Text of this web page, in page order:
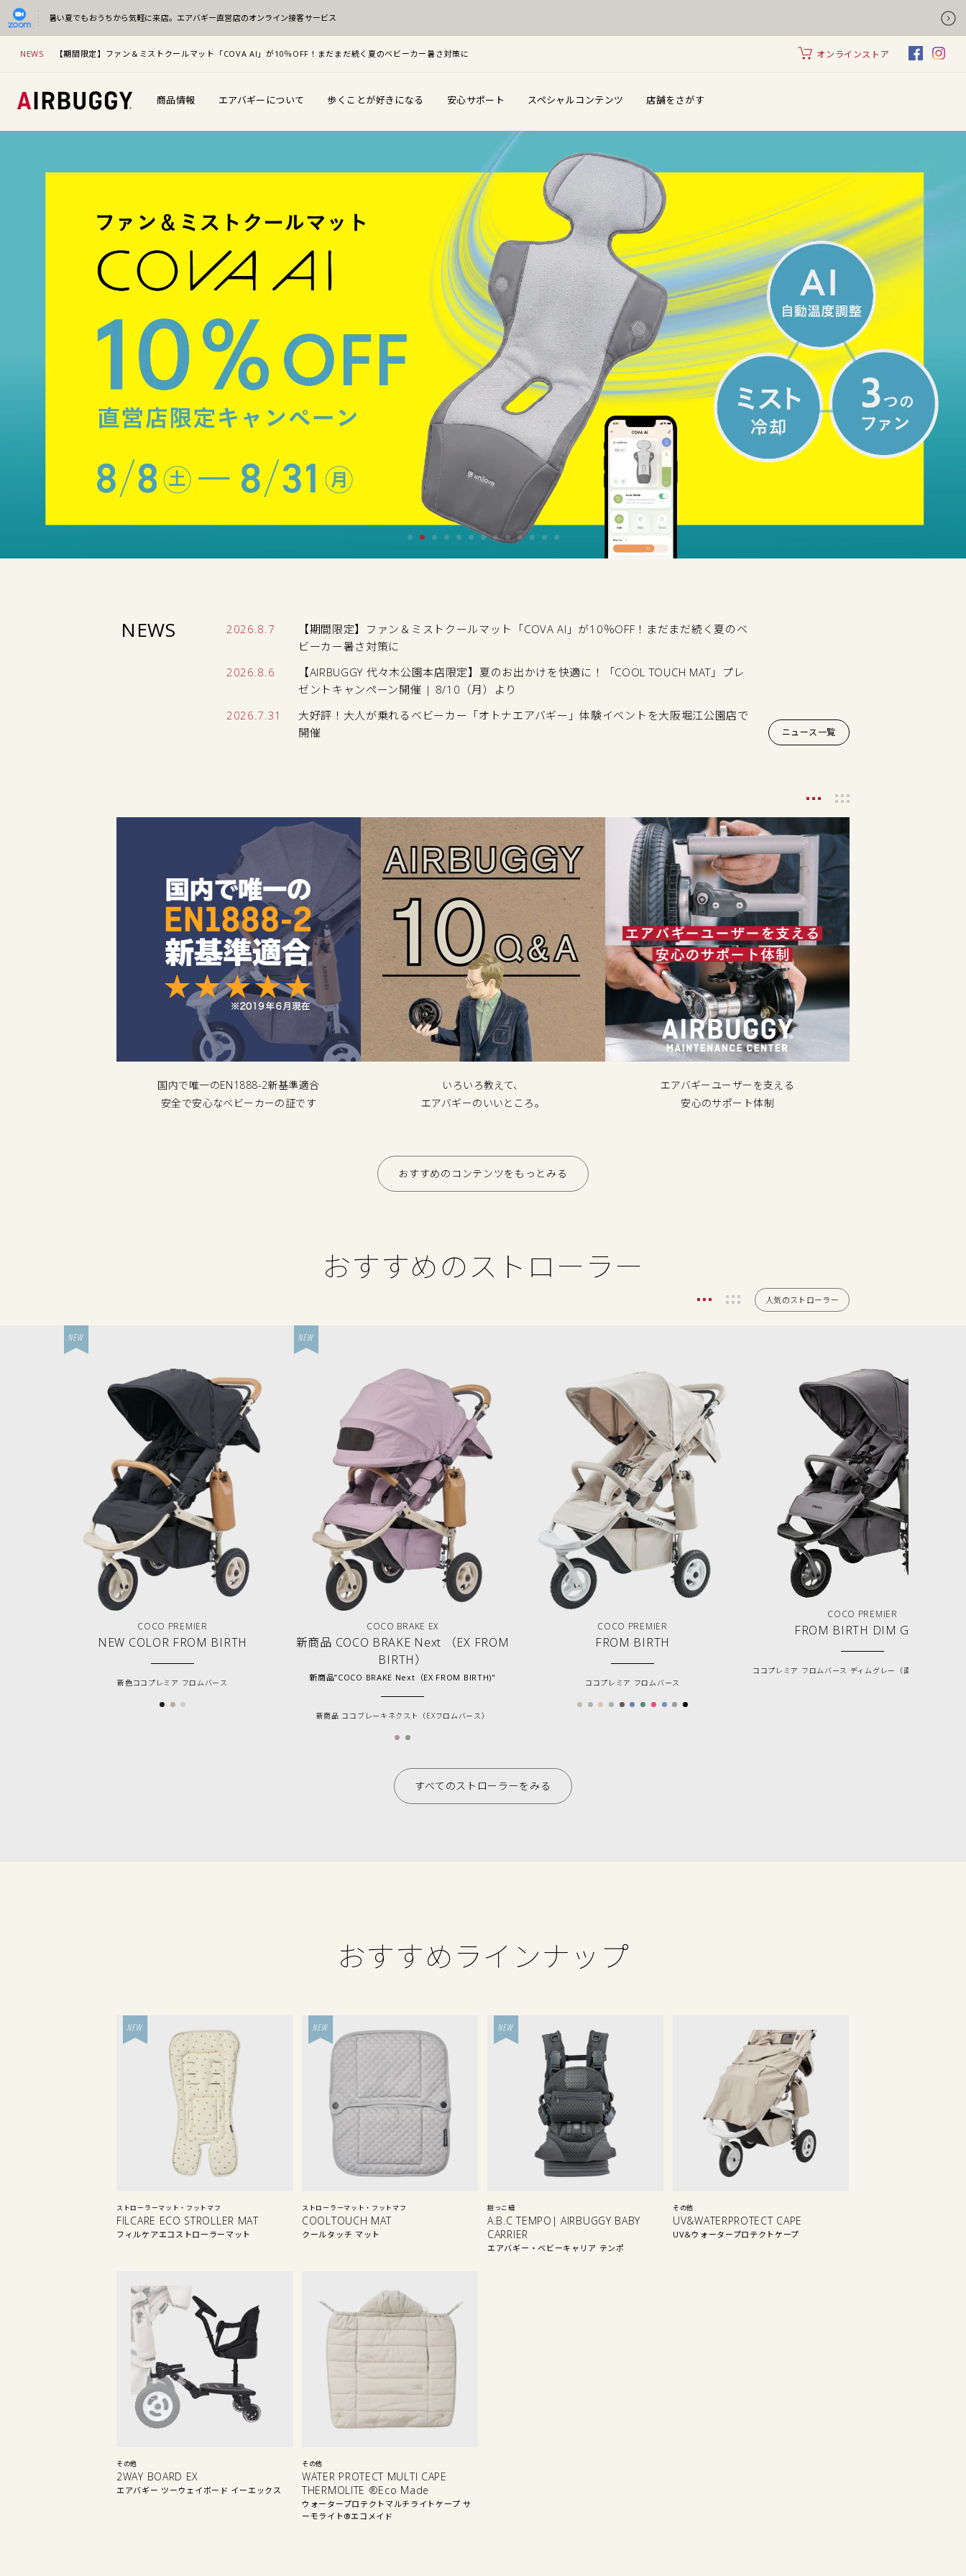
暑い夏でもおうちから気軽に来店。 エアバギー直営店のオンライン接客サービス
NEWS 【期間限定】ファン＆ミストクールマット「COVA AI」が10％OFF！まだまだ続く夏のベビーカー暑さ対策に オンラインストア
商品情報 エアバギーについて 歩くことが好きになる 安心サポート スペシャルコンテンツ 店舗をさがす
NEWS 2026.8.7
【期間限定】ファン＆ミストクールマット「COVA AI」が10％OFF！まだまだ続く夏のベ
ビーカー暑さ対策に
2026.8.6
【AIRBUGGY 代々木公園本店限定】夏のお出かけを快適に！「COOL TOUCH MAT」プレ
ゼントキャンペーン開催 | 8/10（月）より
2026.7.31
大好評！大人が乗れるベビーカー「オトナエアバギー」体験イベントを大阪堀江公園店で
開催
ニュース一覧
国内で唯一のEN1888-2新基準適合
安全で安心なベビーカーの証です
いろいろ教えて、
エアバギーのいいところ。
エアバギーユーザーを支える
安心のサポート体制
おすすめのコンテンツをもっとみる
おすすめのストローラー
人気のストローラー
COCO PREMIER
NEW COLOR FROM BIRTH
新色ココプレミア フロムバース
COCO BRAKE EX
新商品 COCO BRAKE Next （EX FROM
BIRTH）
新商品”COCO BRAKE Next（EX FROM BIRTH)"
新商品 ココブレーキネクスト（EXフロムバース）
COCO PREMIER
FROM BIRTH
ココプレミア フロムバース
COCO PREMIER
FROM BIRTH DIM GREY
ココプレミア フロムバース ディムグレー（直営店限定カラ
すべてのストローラーをみる
おすすめラインナップ
ストローラーマット・フットマフ
FILCARE ECO STROLLER MAT
フィルケアエコストローラーマット
ストローラーマット・フットマフ
COOLTOUCH MAT
クールタッチ マット
抱っこ紐
A.B.C TEMPO| AIRBUGGY BABY
CARRIER
エアバギー・ベビーキャリア テンポ
その他
UV&WATERPROTECT CAPE
UV&ウォータープロテクトケープ
その他
2WAY BOARD EX
エアバギー ツーウェイボード イーエックス
その他
WATER PROTECT MULTI CAPE
THERMOLITE ®Eco Made
ウォータープロテクトマルチライトケープ サ
ーモライト®エコメイド